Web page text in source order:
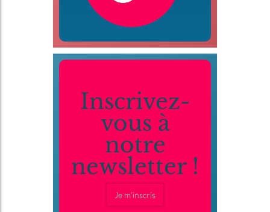
Inscrivez-
vous à
notre
newsletter !
Je m'inscris